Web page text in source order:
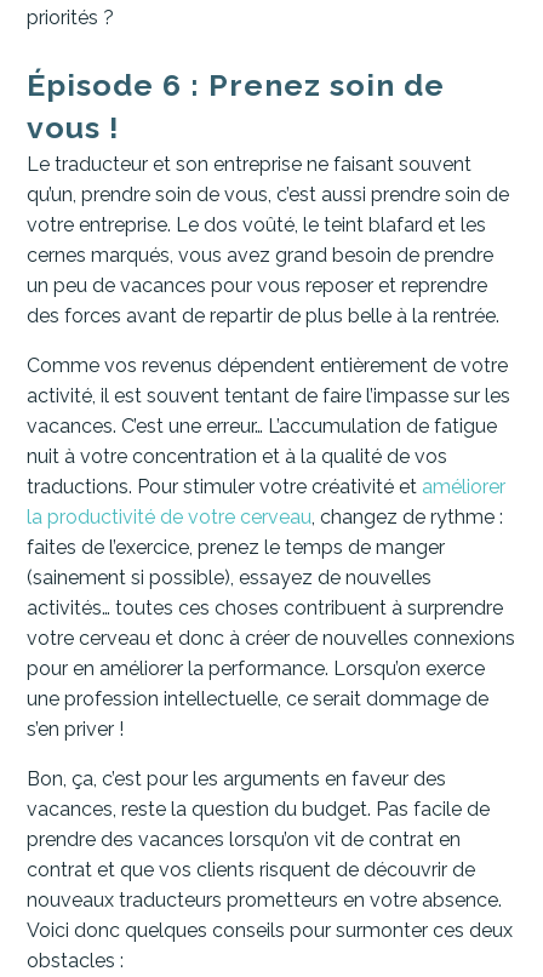
priorités ?
Épisode 6 : Prenez soin de
vous !
Le traducteur et son entreprise ne faisant souvent
qu’un, prendre soin de vous, c’est aussi prendre soin de
votre entreprise. Le dos voûté, le teint blafard et les
cernes marqués, vous avez grand besoin de prendre
un peu de vacances pour vous reposer et reprendre
des forces avant de repartir de plus belle à la rentrée.
Comme vos revenus dépendent entièrement de votre
activité, il est souvent tentant de faire l’impasse sur les
vacances. C’est une erreur… L’accumulation de fatigue
nuit à votre concentration et à la qualité de vos
traductions. Pour stimuler votre créativité et améliorer
la productivité de votre cerveau , changez de rythme :
faites de l’exercice, prenez le temps de manger
(sainement si possible), essayez de nouvelles
activités… toutes ces choses contribuent à surprendre
votre cerveau et donc à créer de nouvelles connexions
pour en améliorer la performance. Lorsqu’on exerce
une profession intellectuelle, ce serait dommage de
s’en priver !
Bon, ça, c’est pour les arguments en faveur des
vacances, reste la question du budget. Pas facile de
prendre des vacances lorsqu’on vit de contrat en
contrat et que vos clients risquent de découvrir de
nouveaux traducteurs prometteurs en votre absence.
Voici donc quelques conseils pour surmonter ces deux
obstacles :